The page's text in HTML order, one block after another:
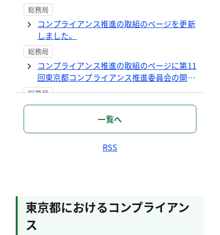
総務局
コンプライアンス推進の取組のページを更新
しました。
総務局
コンプライアンス推進の取組のページに第11
回東京都コンプライアンス推進委員会の開催
状況を掲載しました。
総務局
2025・2026年度のページを更新しました
公益通報制度のページを更新しました。
職員目安箱のページを更新しました。
2026年4月21日
一覧へ
RSS
東京都におけるコンプライアン
ス